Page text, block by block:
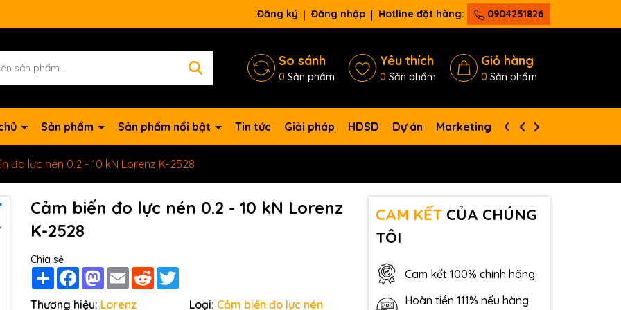
Đăng ký Đăng nhập Hotline đặt hàng: 0904251826
So sánh
0 Sản phẩm
Yêu thích
0 Sản phẩm
Giỏ hàng
0 Sản phẩm
Sản phẩm Sản phẩm nổi bật Tin tức Giải pháp HDSD Dự án Marketing Giới thiệu
đo lực nén 0.2 - 10 kN Lorenz K-2528
Cảm biến đo lực nén 0.2 - 10 kN Lorenz
K-2528
Chia sẻ
Share FacebookMastodon
Email Reddit
Thương hiệu: Lorenz
Loại: Cảm biến đo lực nén
CAM KẾTCỦA CHÚNG
TÔI
Cam kết 100% chính hãng
Hoàn tiền 111% nếu hàng